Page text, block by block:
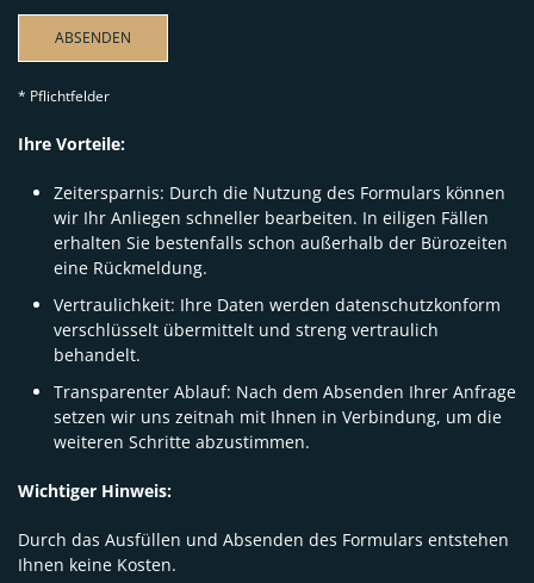
ABSENDEN
* Pflichtfelder
Ihre Vorteile:
Zeitersparnis: Durch die Nutzung des Formulars können
wir Ihr Anliegen schneller bearbeiten. In eiligen Fällen
erhalten Sie bestenfalls schon außerhalb der Bürozeiten
eine Rückmeldung.
Vertraulichkeit: Ihre Daten werden datenschutzkonform
verschlüsselt übermittelt und streng vertraulich
behandelt.
Transparenter Ablauf: Nach dem Absenden Ihrer Anfrage
setzen wir uns zeitnah mit Ihnen in Verbindung, um die
weiteren Schritte abzustimmen.
Wichtiger Hinweis:
Durch das Ausfüllen und Absenden des Formulars entstehen
Ihnen keine Kosten.